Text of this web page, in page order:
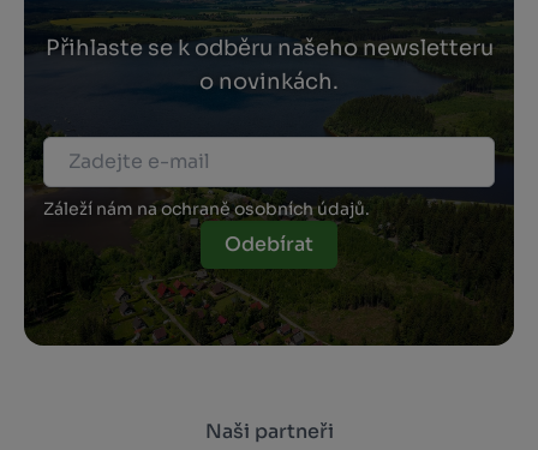
Přihlaste se k odběru našeho newsletteru
o novinkách.
Záleží nám na ochraně osobních údajů.
Odebírat
Naši partneři